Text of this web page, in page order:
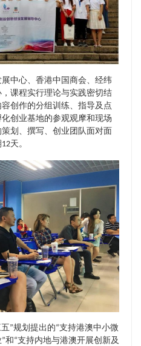
中心、香港中国商会、经纬
课程实行理论与实践密切结
创作的分组训练、指导及点
创业基地的参观观摩和现场
划、撰写、创业团队面对面
天。
”规划提出的“支持港澳中小微
和“支持内地与港澳开展创新及